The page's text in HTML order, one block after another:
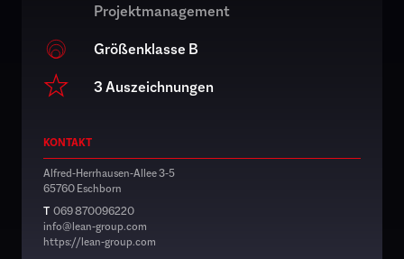
Projektmanagement
Größenklasse B
3 Auszeichnungen
KONTAKT
Alfred-Herrhausen-Allee 3-5
65760 Eschborn
T 069 870096220
info@lean-group.com
https://lean-group.com